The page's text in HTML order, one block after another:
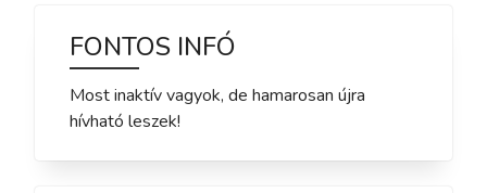
FONTOS INFÓ
Most inaktív vagyok, de hamarosan újra
hívható leszek!